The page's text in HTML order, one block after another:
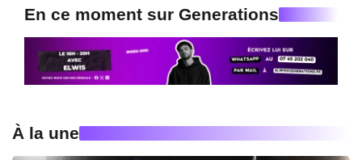
En ce moment sur Generations
À la une